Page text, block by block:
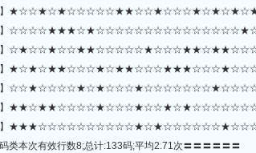
５】
０５】
５】
５】
５】
０５】
０５】
类本次有效行数8;总计:133码;平均2.71次〓〓〓〓〓〓